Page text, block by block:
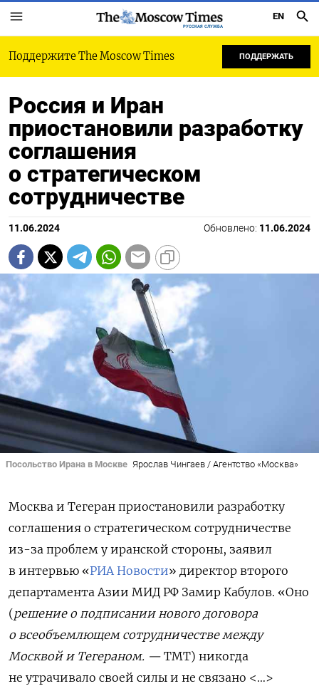
РУССКАЯ СЛУЖБА
EN
Поддержите The Moscow Times ПОДДЕРЖАТЬ
Россия и Иран
приостановили разработку
соглашения
о стратегическом
сотрудничестве
11.06.2024 Обновлено: 11.06.2024
Посольство Ирана в Москве Ярослав Чингаев / Агентство «Москва»
Москва и Тегеран приостановили разработку
соглашения о стратегическом сотрудничестве
из-за проблем у иранской стороны, заявил
в интервью «РИА Новости» директор второго
департамента Азии МИД РФ Замир Кабулов. «Оно
(решение о подписании нового договора
о всеобъемлющем сотрудничестве между
Москвой и Тегераном. — ТМТ) никогда
не утрачивало своей силы и не связано <…>